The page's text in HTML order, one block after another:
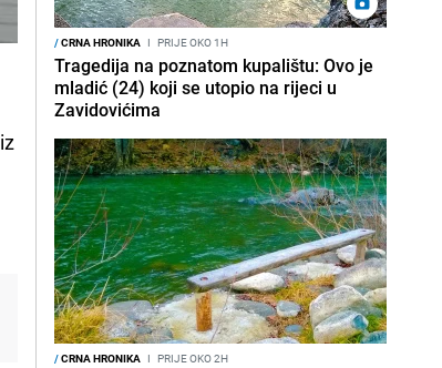
/CRNA HRONIKA I PRIJE OKO 1H
Tragedija na poznatom kupalištu: Ovo je
mladić (24) koji se utopio na rijeci u
Zavidovićima
/CRNA HRONIKA I PRIJE OKO 2H